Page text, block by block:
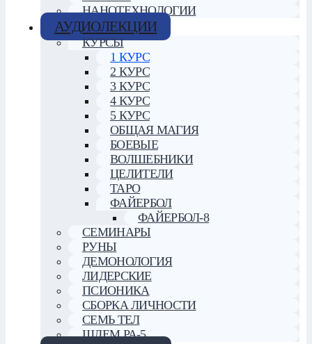
НАНОТЕХНОЛОГИИ
АУДИОЛЕКЦИИ
КУРСЫ
1 КУРС
2 КУРС
3 КУРС
4 КУРС
5 КУРС
ОБЩАЯ МАГИЯ
БОЕВЫЕ
ВОЛШЕБНИКИ
ЦЕЛИТЕЛИ
ТАРО
ФАЙЕРБОЛ
ФАЙЕРБОЛ-8
СЕМИНАРЫ
РУНЫ
ДЕМОНОЛОГИЯ
ЛИДЕРСКИЕ
ПСИОНИКА
СБОРКА ЛИЧНОСТИ
СЕМЬ ТЕЛ
ШЛЕМ РА-5